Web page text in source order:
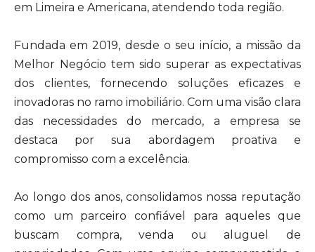
em Limeira e Americana, atendendo toda região.
Fundada em 2019, desde o seu início, a missão da
Melhor Negócio tem sido superar as expectativas
dos clientes, fornecendo soluções eficazes e
inovadoras no ramo imobiliário. Com uma visão clara
das necessidades do mercado, a empresa se
destaca por sua abordagem proativa e
compromisso com a excelência.
Ao longo dos anos, consolidamos nossa reputação
como um parceiro confiável para aqueles que
buscam compra, venda ou aluguel de